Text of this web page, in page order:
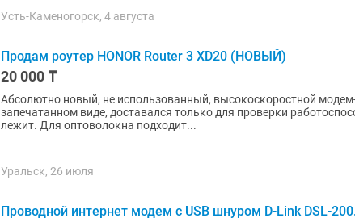
Усть-Каменогорск, 4 августа
Продам роутер HONOR Router 3 XD20 (НОВЫЙ)
20 000 ₸
Абсолютно новый, не использованный, высокоскоростной
запечатанном виде, доставался только для проверки
лежит. Для оптоволокна подходит...
Уральск, 26 июля
Проводной интернет модем с USB шнуром D-Link DSL-